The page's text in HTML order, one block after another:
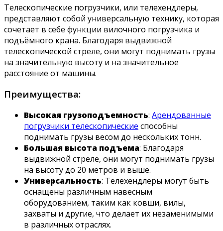
Телескопические погрузчики, или телехендлеры,
представляют собой универсальную технику, которая
сочетает в себе функции вилочного погрузчика и
подъёмного крана. Благодаря выдвижной
телескопической стреле, они могут поднимать грузы
на значительную высоту и на значительное
расстояние от машины.
Преимущества:
Высокая грузоподъемность: Арендованные
погрузчики телескопические способны
поднимать грузы весом до нескольких тонн.
Большая высота подъема: Благодаря
выдвижной стреле, они могут поднимать грузы
на высоту до 20 метров и выше.
Универсальность: Телехендлеры могут быть
оснащены различным навесным
оборудованием, таким как ковши, вилы,
захваты и другие, что делает их незаменимыми
в различных отраслях.